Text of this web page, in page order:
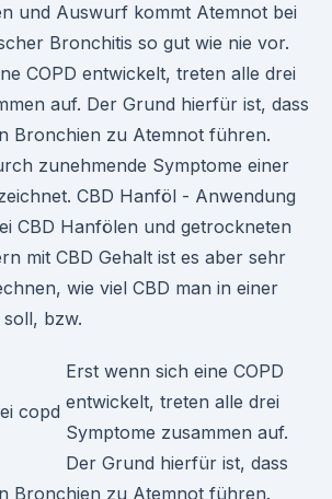
und Auswurf kommt Atemnot bei
Bronchitis so gut wie nie vor.
COPD entwickelt, treten alle drei
auf. Der Grund hierfür ist, dass
Bronchien zu Atemnot führen.
zunehmende Symptome einer
CBD Hanföl - Anwendung
CBD Hanfölen und getrockneten
mit CBD Gehalt ist es aber sehr
wie viel CBD man in einer
bzw.
Erst wenn sich eine COPD
entwickelt, treten alle drei
Symptome zusammen auf.
Der Grund hierfür ist, dass
Bronchien zu Atemnot führen.